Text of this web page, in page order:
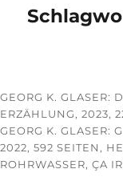
GEORG K. GLASER:
ERZÄHLUNG, 2023,
GEORG K. GLASER:
2022, 592 SEITEN,
ROHRWASSER, ÇA